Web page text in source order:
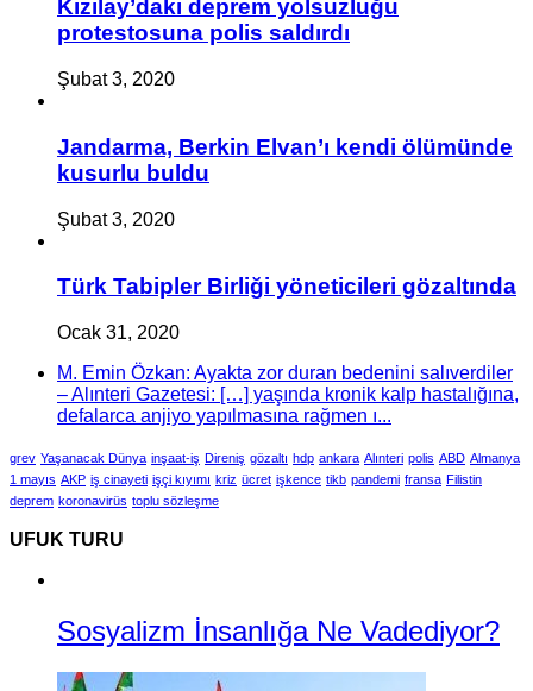
Kızılay’daki deprem yolsuzluğu
protestosuna polis saldırdı
Şubat 3, 2020
Jandarma, Berkin Elvan’ı kendi ölümünde
kusurlu buldu
Şubat 3, 2020
Türk Tabipler Birliği yöneticileri gözaltında
Ocak 31, 2020
M. Emin Özkan: Ayakta zor duran bedenini salıverdiler
– Alınteri Gazetesi: […] yaşında kronik kalp hastalığına,
defalarca anjiyo yapılmasına rağmen ı...
grev Yaşanacak Dünya inşaat-iş Direniş gözaltı hdp ankara Alınteri polis ABD Almanya
1 mayıs AKP iş cinayeti işçi kıyımı kriz ücret işkence tikb pandemi fransa Filistin
deprem koronavirüs toplu sözleşme
UFUK TURU
Sosyalizm İnsanlığa Ne Vadediyor?